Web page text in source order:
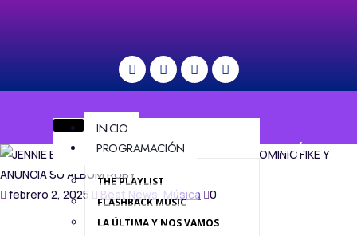
INICIO
PROGRAMACIÓN
THE PLAYLIST
FLASHBACK MUSIC
LA ÚLTIMA Y NOS VAMOS
MENÚ
febrero 2, 2025 Beat News, Música 0